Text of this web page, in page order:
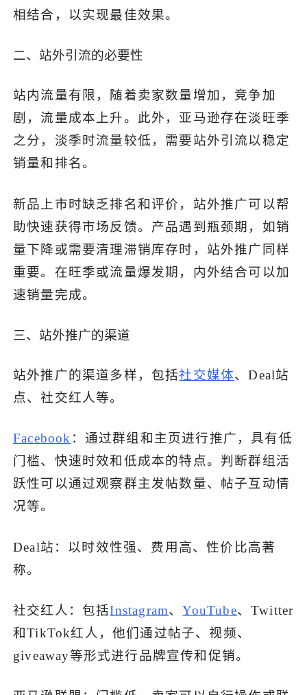
相结合，以实现最佳效果。
二、站外引流的必要性
站内流量有限，随着卖家数量增加，竞争加
剧，流量成本上升。此外，亚马逊存在淡旺季
之分，淡季时流量较低，需要站外引流以稳定
销量和排名。
新品上市时缺乏排名和评价，站外推广可以帮
助快速获得市场反馈。产品遇到瓶颈期，如销
量下降或需要清理滞销库存时，站外推广同样
重要。在旺季或流量爆发期，内外结合可以加
速销量完成。
三、站外推广的渠道
站外推广的渠道多样，包括社交媒体、Deal站
点、社交红人等。
Facebook ：通过群组和主页进行推广，具有低
门槛、快速时效和低成本的特点。判断群组活
跃性可以通过观察群主发帖数量、帖子互动情
况等。
Deal站：以时效性强、费用高、性价比高著
称。
社交红人：包括Instagram、YouTube、Twitter
和TikTok红人，他们通过帖子、视频、
giveaway等形式进行品牌宣传和促销。